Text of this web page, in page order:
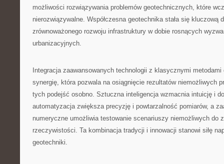
możliwości rozwiązywania problemów geotechnicznych, które
nierozwiązywalne. Współczesna geotechnika stała się kluczową
zrównoważonego rozwoju infrastruktury w dobie rosnących
urbanizacyjnych.
Integracja zaawansowanych technologii z klasycznymi
synergię, która pozwala na osiągnięcie rezultatów niemożliwych
tych podejść osobno. Sztuczna inteligencja wzmacnia intuicję i
automatyzacja zwiększa precyzję i powtarzalność pomiarów, a
numeryczne umożliwia testowanie scenariuszy niemożliwych do
rzeczywistości. Ta kombinacja tradycji i innowacji stanowi siłę
geotechniki.